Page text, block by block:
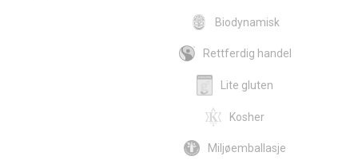
Biodynamisk
Rettferdig handel
Lite gluten
Kosher
Miljøemballasje